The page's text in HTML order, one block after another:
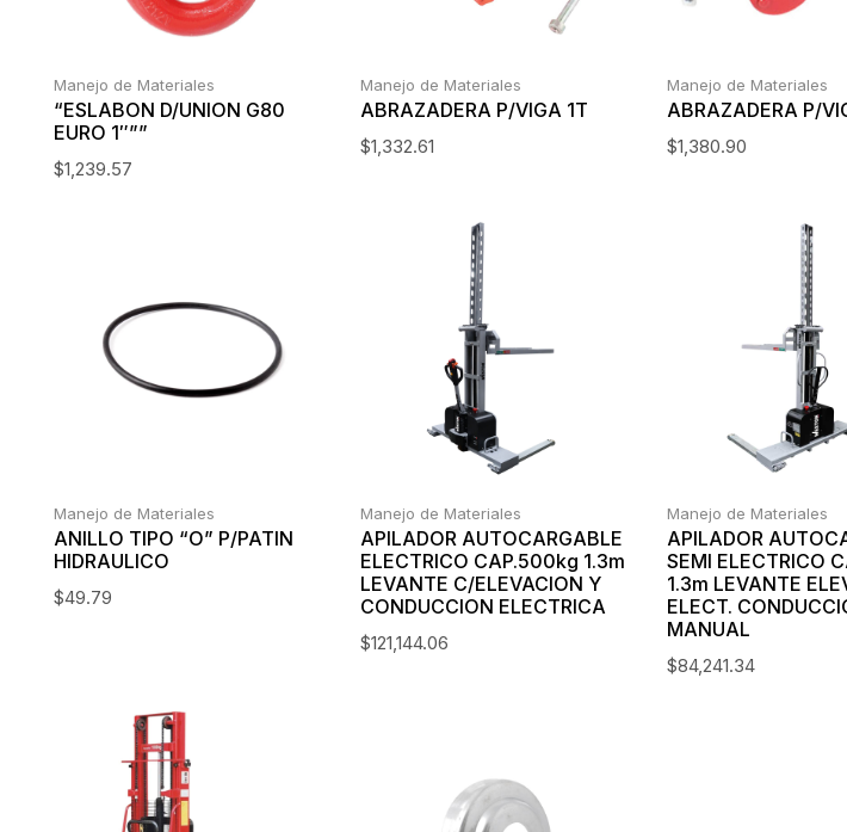
Manejo de Materiales
“ESLABON D/UNION G80
EURO 1″””
$1,239.57
Manejo de Materiales
ABRAZADERA P/VIGA 1T
$1,332.61
Manejo de Materiales
ABRAZADERA P/
$1,380.90
Manejo de Materiales
ANILLO TIPO “O” P/PATIN
HIDRAULICO
$49.79
Manejo de Materiales
APILADOR AUTOCARGABLE
ELECTRICO CAP.500kg 1.3m
LEVANTE C/ELEVACION Y
CONDUCCION ELECTRICA
$121,144.06
Manejo de Materiales
APILADOR
SEMI ELECTRICO
1.3m LEVANTE
ELECT.
MANUAL
$84,241.34